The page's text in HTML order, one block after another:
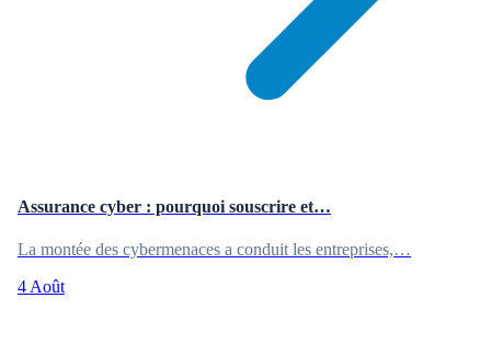
Assurance cyber : pourquoi souscrire et…
La montée des cybermenaces a conduit les entreprises,…
4 Août